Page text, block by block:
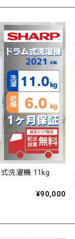
洗濯機 11kg
¥90,000